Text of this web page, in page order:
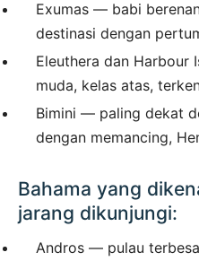
Exumas — babi
destinasi dengan
Eleuthera dan Harbour
muda, kelas atas,
Bimini — paling dekat
dengan memancing,
Bahama yang
jarang dikunjungi:
Andros — pulau